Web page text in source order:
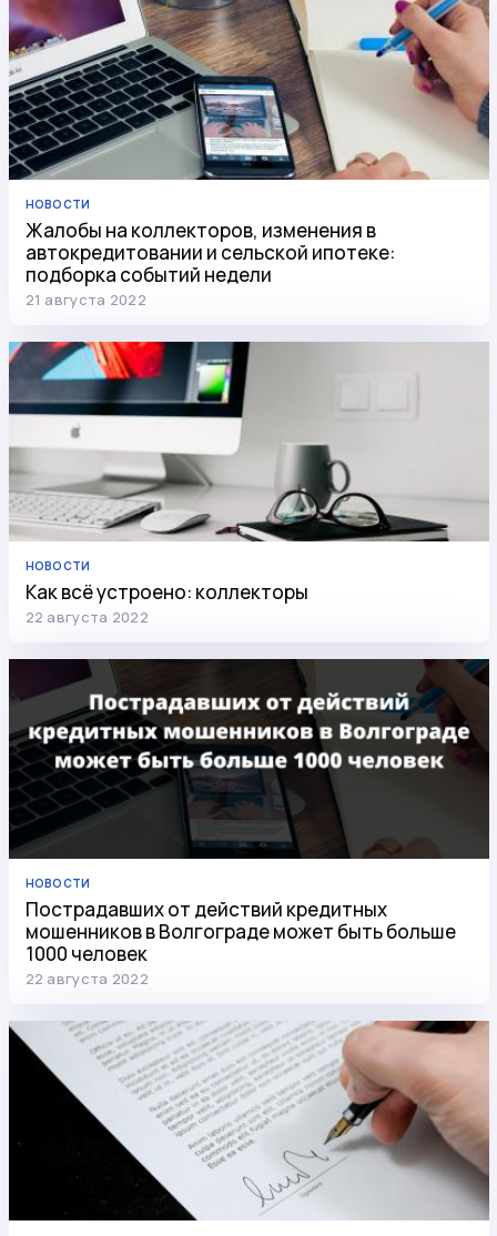
НОВОСТИ
Жалобы на коллекторов, изменения в
автокредитовании и сельской ипотеке:
подборка событий недели
21 августа 2022
НОВОСТИ
Как всё устроено: коллекторы
22 августа 2022
НОВОСТИ
Пострадавших от действий кредитных
мошенников в Волгограде может быть больше
1000 человек
22 августа 2022